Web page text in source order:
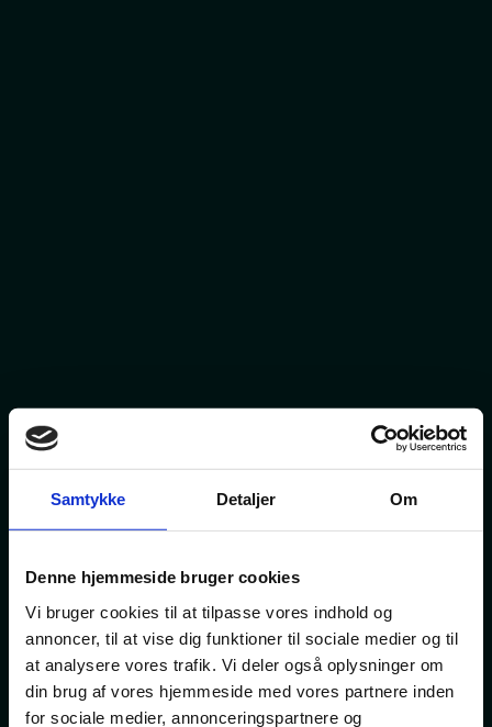
Samtykke Detaljer Om
Denne hjemmeside bruger cookies
Vi bruger cookies til at tilpasse vores indhold og
annoncer, til at vise dig funktioner til sociale medier og til
at analysere vores trafik. Vi deler også oplysninger om
din brug af vores hjemmeside med vores partnere inden
for sociale medier, annonceringspartnere og